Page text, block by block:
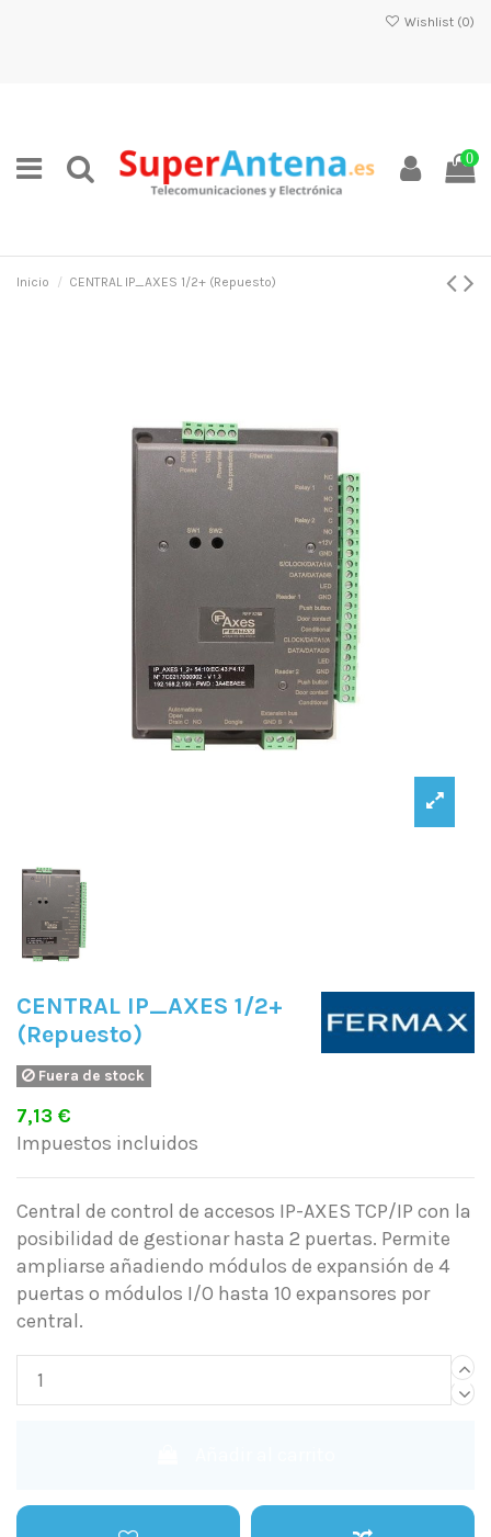
Wishlist (0)
0
Inicio CENTRAL IP_AXES 1/2+ (Repuesto)
CENTRAL IP_AXES 1/2+
(Repuesto)
Fuera de stock
7,13 €
Impuestos incluidos
Central de control de accesos IP-AXES TCP/IP con la
posibilidad de gestionar hasta 2 puertas. Permite
ampliarse añadiendo módulos de expansión de 4
puertas o módulos I/O hasta 10 expansores por
central.